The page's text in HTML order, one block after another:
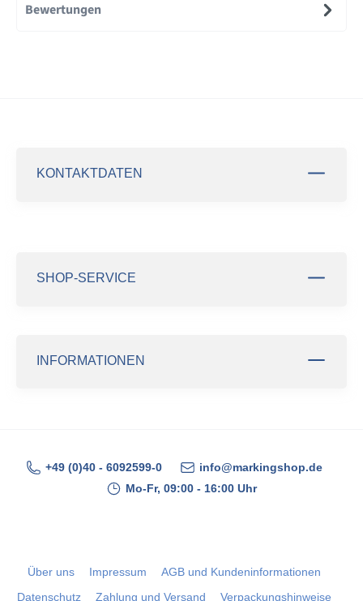
Bewertungen
KONTAKTDATEN
SHOP-SERVICE
INFORMATIONEN
+49 (0)40 - 6092599-0
info@markingshop.de
Mo-Fr, 09:00 - 16:00 Uhr
Über uns Impressum
AGB und Kundeninformationen
Datenschutz
Zahlung und Versand Verpackungshinweise